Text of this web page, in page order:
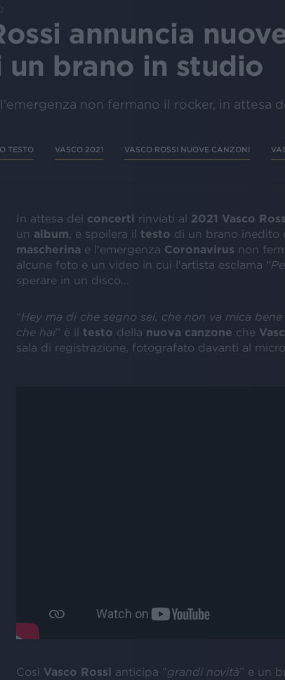
annuncia
un brano in studio
non fermano il rocker, in attesa
TESTO VASCO 2021 VASCO ROSSI NUOVE CANZONI
In attesa dei concerti rinviati al 2021 Vasco
un album , e spoilera il testo di un brano inedito
mascherina e l'emergenza Coronavirus non
alcune foto e un video in cui l'artista esclama “
sperare in un disco...
“Hey ma di che segno sei, che non va mica
che hai” è il testo della nuova canzone che
sala di registrazione, fotografato davanti al
Così Vasco Rossi anticipa “grandi novità” e un